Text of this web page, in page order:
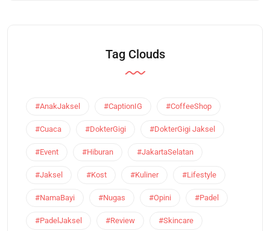
Tag Clouds
#AnakJaksel #CaptionIG #CoffeeShop
#Cuaca #DokterGigi #DokterGigi Jaksel
#Event #Hiburan #JakartaSelatan
#Jaksel #Kost #Kuliner #Lifestyle
#NamaBayi #Nugas #Opini #Padel
#PadelJaksel #Review #Skincare